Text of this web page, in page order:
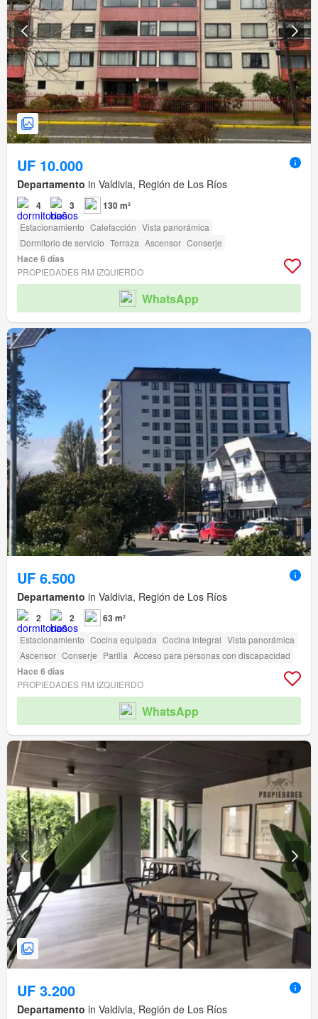
UF 10.000
Departamento in Valdivia, Región de Los Ríos
4 3 130 m²
Estacionamiento Calefacción Vista panorámica
Dormitorio de servicio Terraza Ascensor Conserje
Hace 6 días
PROPIEDADES RM IZQUIERDO
WhatsApp
UF 6.500
Departamento in Valdivia, Región de Los Ríos
2 2 63 m²
Estacionamiento Cocina equipada Cocina integral Vista panorámica
Ascensor Conserje Parilla Acceso para personas con discapacidad
Hace 6 días
PROPIEDADES RM IZQUIERDO
WhatsApp
UF 3.200
Departamento in Valdivia, Región de Los Ríos